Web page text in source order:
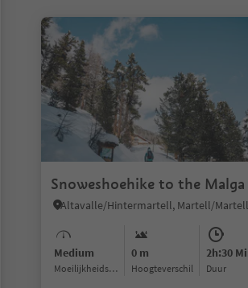
Snoweshoehike to the
Medium
Moeilijkheidsgraad
0 m
Hoogteverschil
2h:30
Duur